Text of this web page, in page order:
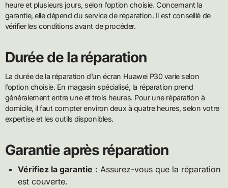
heure et plusieurs jours, selon l’option choisie. Concernant la
garantie, elle dépend du service de réparation. Il est conseillé de
vérifier les conditions avant de procéder.
Durée de la réparation
La durée de la réparation d’un écran Huawei P30 varie selon
l’option choisie. En magasin spécialisé, la réparation prend
généralement entre une et trois heures. Pour une réparation à
domicile, il faut compter environ deux à quatre heures, selon votre
expertise et les outils disponibles.
Garantie après réparation
Vérifiez la garantie : Assurez-vous que la réparation
est couverte.